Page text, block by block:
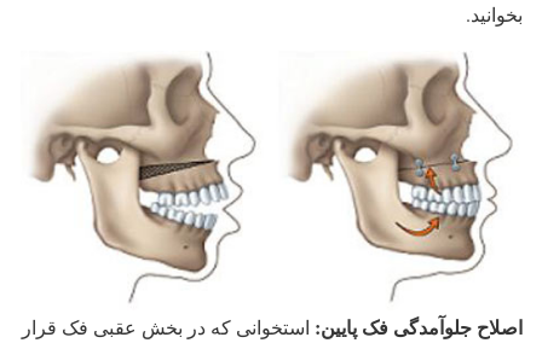
بخوانید.
اصلاح جلوآمدگی فک پایین: استخوانی که در بخش عقبی فک قرار